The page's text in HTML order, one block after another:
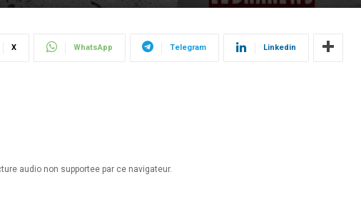
X WhatsApp Telegram Linkedin
audio non supportee par ce navigateur.